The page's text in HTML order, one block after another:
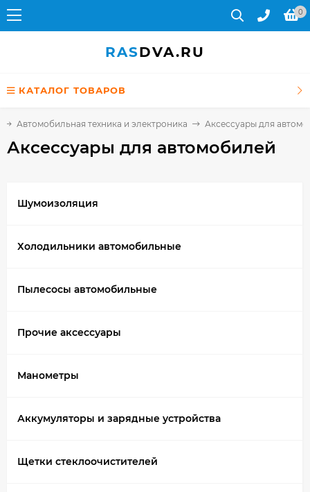
0
RASDVA.RU
КАТАЛОГ ТОВАРОВ
Автомобильная техника и электроника Аксессуары для
Аксессуары для автомобилей
Шумоизоляция
Холодильники автомобильные
Пылесосы автомобильные
Прочие аксессуары
Манометры
Аккумуляторы и зарядные устройства
Щетки стеклоочистителей